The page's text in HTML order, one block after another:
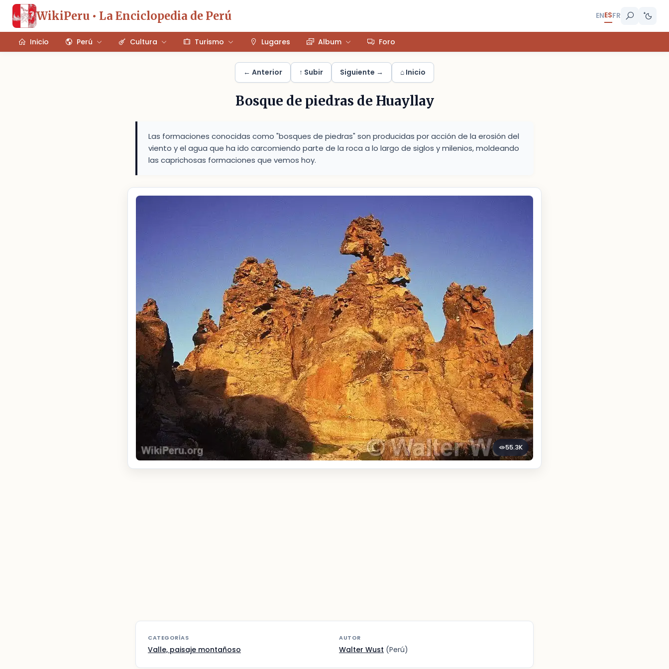
WikiPeru • La Enciclopedia de Perú ENESFR
Inicio Perú Cultura Turismo Lugares Album Foro
← Anterior ↑ Subir Siguiente → ⌂ Inicio
Bosque de piedras de Huayllay
Las formaciones conocidas como "bosques de piedras" son producidas por acción de la erosión del
viento y el agua que ha ido carcomiendo parte de la roca a lo largo de siglos y milenios, moldeando
las caprichosas formaciones que vemos hoy.
55.3K
CATEGORÍAS
Valle, paisaje montañoso
AUTOR
Walter Wust (Perú)